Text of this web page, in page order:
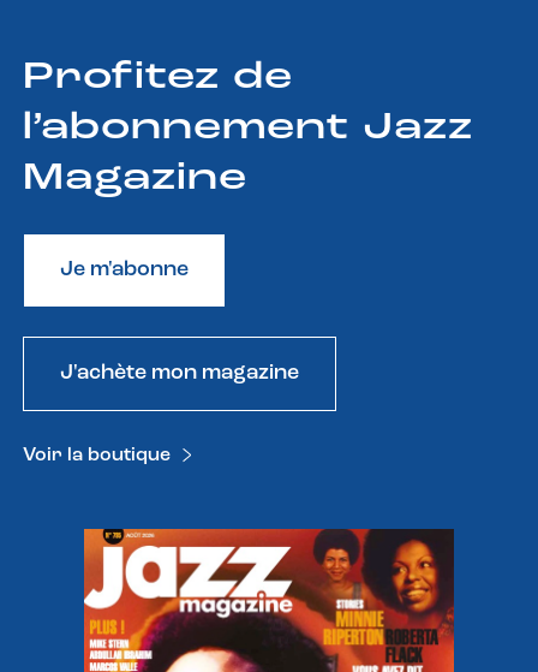
Profitez de
l’abonnement Jazz
Magazine
Je m'abonne
J'achète mon magazine
Voir la boutique